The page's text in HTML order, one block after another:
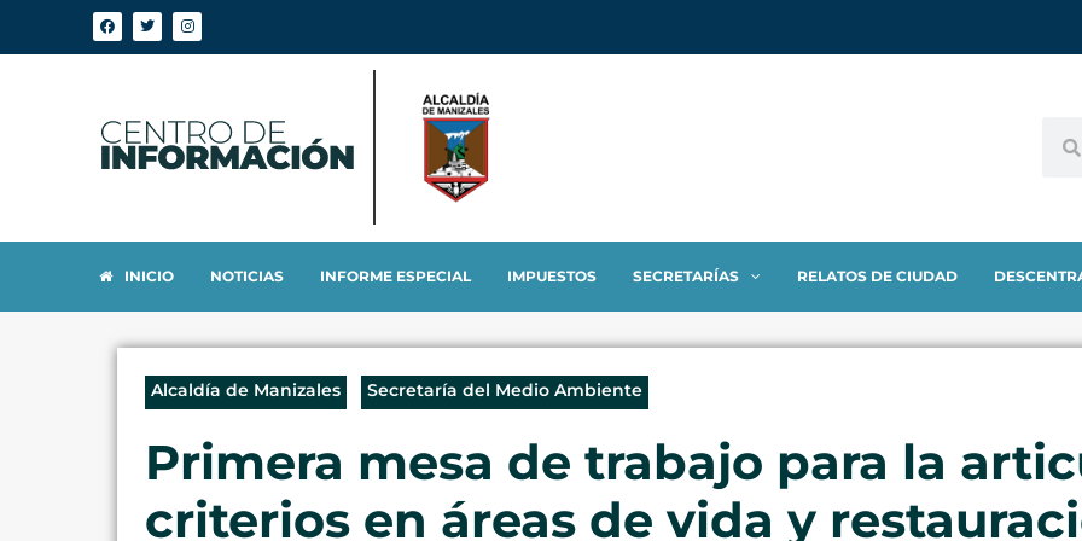
INICIO NOTICIAS INFORME ESPECIAL IMPUESTOS SECRETARÍAS RELATOS DE CIUDAD
Alcaldía de Manizales Secretaría del Medio Ambiente
Primera mesa de trabajo para la
criterios en áreas de vida y